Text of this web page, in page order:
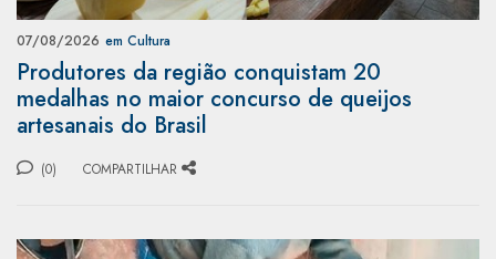
07/08/2026 em Cultura
Produtores da região conquistam 20
medalhas no maior concurso de queijos
artesanais do Brasil
(0) COMPARTILHAR